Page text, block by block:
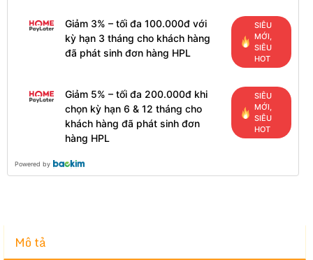
Giảm 3% – tối đa 100.000đ với
kỳ hạn 3 tháng cho khách hàng
đã phát sinh đơn hàng HPL
SIÊU
MỚI,
SIÊU
HOT
Giảm 5% – tối đa 200.000đ khi
chọn kỳ hạn 6 & 12 tháng cho
khách hàng đã phát sinh đơn
hàng HPL
SIÊU
MỚI,
SIÊU
HOT
Powered by
Mô tả